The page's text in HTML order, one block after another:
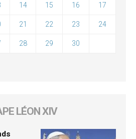
14 15 16 17
21 22 23 24
28 29 30
LÉON XIV